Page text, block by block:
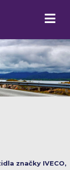
značky IVECO,